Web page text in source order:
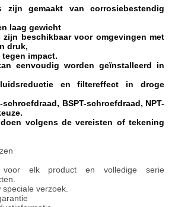
zijn gemaakt van corrosiebestendig
laag gewicht
zijn beschikbaar voor omgevingen met
druk,
tegen impact.
eenvoudig worden geïnstalleerd in
en filtereffect in droge
schroefdraad, BSPT-schroefdraad, NPT-
volgens de vereisten of tekening
elk product en volledige serie
verzoek.